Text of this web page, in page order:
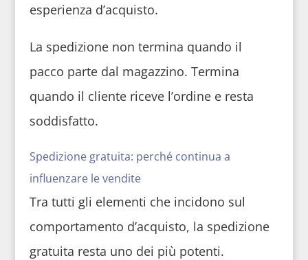
esperienza d’acquisto.
La spedizione non termina quando il
pacco parte dal magazzino. Termina
quando il cliente riceve l’ordine e resta
soddisfatto.
Spedizione gratuita: perché continua a
influenzare le vendite
Tra tutti gli elementi che incidono sul
comportamento d’acquisto, la spedizione
gratuita resta uno dei più potenti.